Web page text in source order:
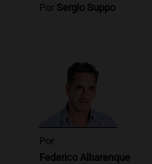
Por Sergio Suppo
Por
Federico Albarenque